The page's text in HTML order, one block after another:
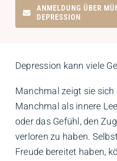
ANMELDUNG ÜBER
DEPRESSION
Depression kann viele
Manchmal zeigt sie
Manchmal als innere
oder das Gefühl, den
verloren zu haben.
Freude bereitet haben,